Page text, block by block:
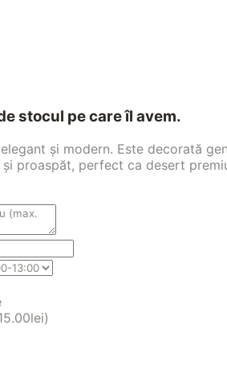
stocul pe care îl avem.
și modern. Este decorată
proaspăt, perfect ca desert
lei)